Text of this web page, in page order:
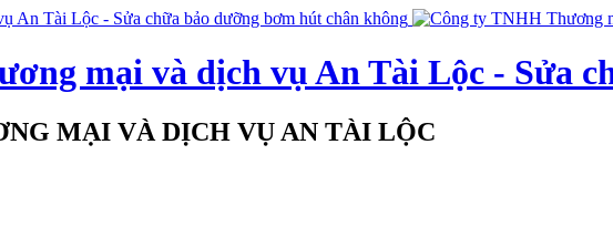
mại và dịch vụ An Tài Lộc - Sửa
MẠI VÀ DỊCH VỤ AN TÀI LỘC